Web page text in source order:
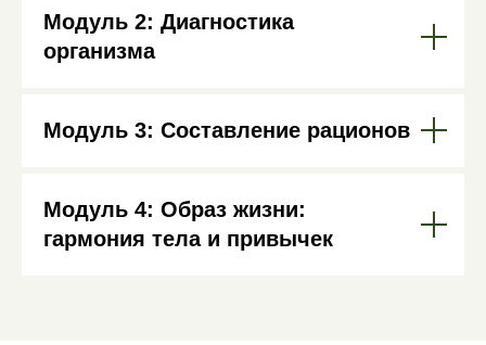
Модуль 2: Диагностика
организма
Модуль 3: Составление рационов
Модуль 4: Образ жизни:
гармония тела и привычек